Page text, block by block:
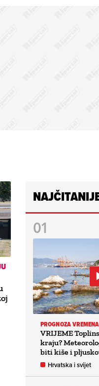
PROGNOZA VREMENA
VRIJEME
kraju?
biti kiše i
Hrvatska i svijet